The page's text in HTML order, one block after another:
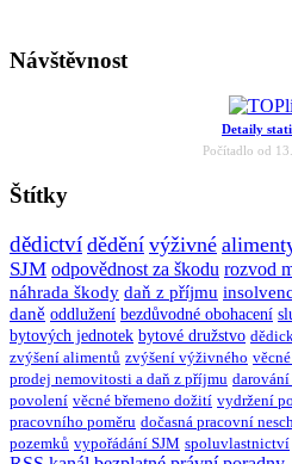
Návštěvnost
Detaily
Počítadlo od
Štítky
dědictví dědění výživné
SJM odpovědnost za škodu rozvod
náhrada škody daň z příjmu
daně oddlužení bezdůvodné obohacení
bytových jednotek bytové družstvo
zvýšení alimentů zvýšení výživného
prodej nemovitosti a daň z příjmu
povolení věcné břemeno dožití vydržení
pracovního poměru dočasná pracovní
pozemků vypořádání SJM spoluvlastnictví